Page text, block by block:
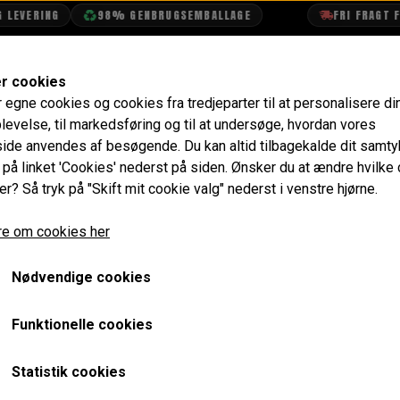
98% GENBRUGSEMBALLAGE FRI FRAGT
Beslag til Askebæger Bagagelomme Bag Højre
Beslag til Askebæger
- MK1
Varenummer: 14A6494A
Forventet leveringstid:
−
cookies
egne cookies og cookies fra tredjeparter til at personalisere
til markedsføring og til at undersøge, hvordan vores
anvendes af besøgende. Du kan altid tilbagekalde dit
linket 'Cookies' nederst på siden. Ønsker du at ændre hvilke
Så tryk på "Skift mit cookie valg" nederst i venstre hjørne.
om cookies her
Nødvendige cookies
Funktionelle cookies
Statistik cookies